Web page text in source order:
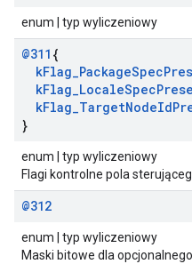
enum | typ wyliczeniowy
@311 {
kFlag_PackageSpec
kFlag_LocaleSpec
kFlag_TargetNodeId
}
enum | typ wyliczeniowy
Flagi kontrolne pola
@312
enum | typ wyliczeniowy
Maski bitowe dla